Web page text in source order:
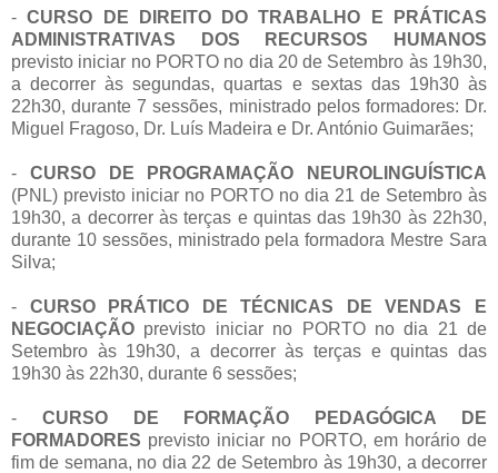
-CURSO DE DIREITO DO TRABALHO E PRÁTICAS
ADMINISTRATIVAS DOS RECURSOS HUMANOS
previsto iniciar no PORTO no dia 20 de Setembro às 19h30,
a decorrer às segundas, quartas e sextas das 19h30 às
22h30, durante 7 sessões, ministrado pelos formadores: Dr.
Miguel Fragoso, Dr. Luís Madeira e Dr. António Guimarães;
- CURSO DE PROGRAMAÇÃO NEUROLINGUÍSTICA
(PNL) previsto iniciar no PORTO no dia 21 de Setembro às
19h30, a decorrer às terças e quintas das 19h30 às 22h30,
durante 10 sessões, ministrado pela formadora Mestre Sara
Silva;
- CURSO PRÁTICO DE TÉCNICAS DE VENDAS E
NEGOCIAÇÃO previsto iniciar no PORTO no dia 21 de
Setembro às 19h30, a decorrer às terças e quintas das
19h30 às 22h30, durante 6 sessões;
- CURSO DE FORMAÇÃO PEDAGÓGICA DE
FORMADORES previsto iniciar no PORTO, em horário de
fim de semana, no dia 22 de Setembro às 19h30, a decorrer